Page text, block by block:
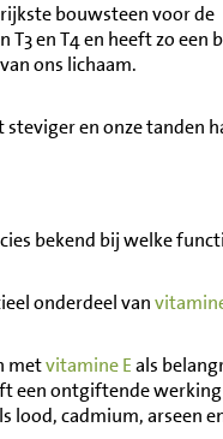
bouwsteen voor de
en T4 en heeft zo een
ons lichaam.
en onze tanden
bekend bij welke
onderdeel van
metvitamine Eals
een ontgiftende
lood, cadmium, arseen